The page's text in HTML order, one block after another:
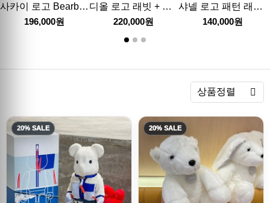
사카이 로고 Bearbrick 백참 완구 피규어 (2컬러) 26SS
196,000원
디올 로고 래빗 + 베어 백참 완구 피규어 (화이트) 26SS
220,000원
샤넬 로고 패턴 래빗 토끼 백참 완구 피규어 (3컬러) 26SS
140,000원
상품정렬
20% SALE 20% SALE